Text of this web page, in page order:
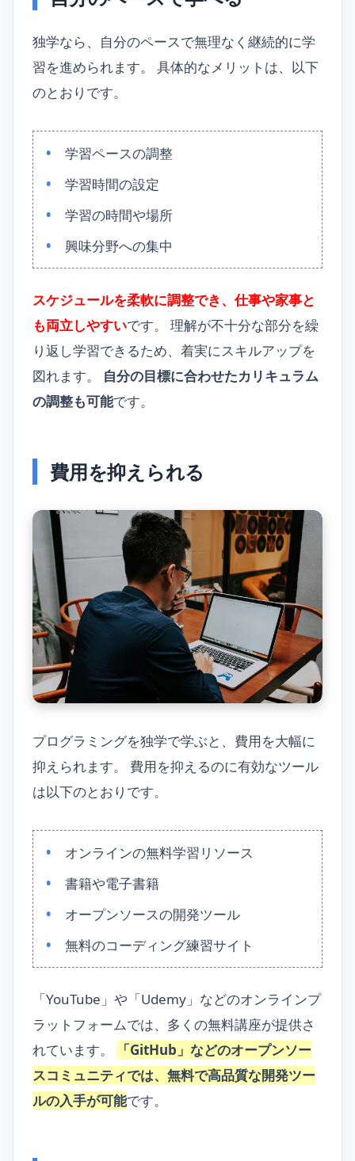
独学なら、自分のペースで無理なく継続的に学
習を進められます。 具体的なメリットは、以下
のとおりです。
学習ペースの調整
学習時間の設定
学習の時間や場所
興味分野への集中
スケジュールを柔軟に調整でき、仕事や家事と
も両立しやすいです。 理解が不十分な部分を繰
り返し学習できるため、着実にスキルアップを
図れます。 自分の目標に合わせたカリキュラム
の調整も可能です。
費用を抑えられる
プログラミングを独学で学ぶと、費用を大幅に
抑えられます。 費用を抑えるのに有効なツール
は以下のとおりです。
オンラインの無料学習リソース
書籍や電子書籍
オープンソースの開発ツール
無料のコーディング練習サイト
「YouTube」や「Udemy」などのオンラインプ
ラットフォームでは、多くの無料講座が提供さ
れています。
「GitHub」などのオープンソー
スコミュニティでは、無料で高品質な開発ツー
ルの入手が可能です。